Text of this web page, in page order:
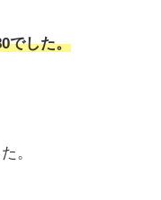
でした。
。